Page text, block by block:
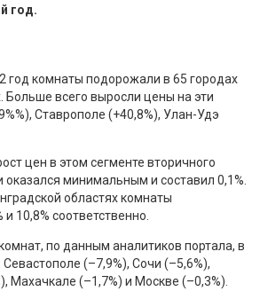
год.
год комнаты подорожали в 65 городах
Больше всего выросли цены на эти
Ставрополе (+40,8%), Улан-Удэ
цен в этом сегменте вторичного
минимальным и составил 0,1%.
областях комнаты
10,8% соответственно.
по данным аналитиков портала, в
(–7,9%), Сочи (–5,6%),
Махачкале (–1,7%) и Москве (–0,3%).